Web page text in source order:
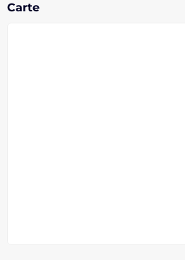
Carte